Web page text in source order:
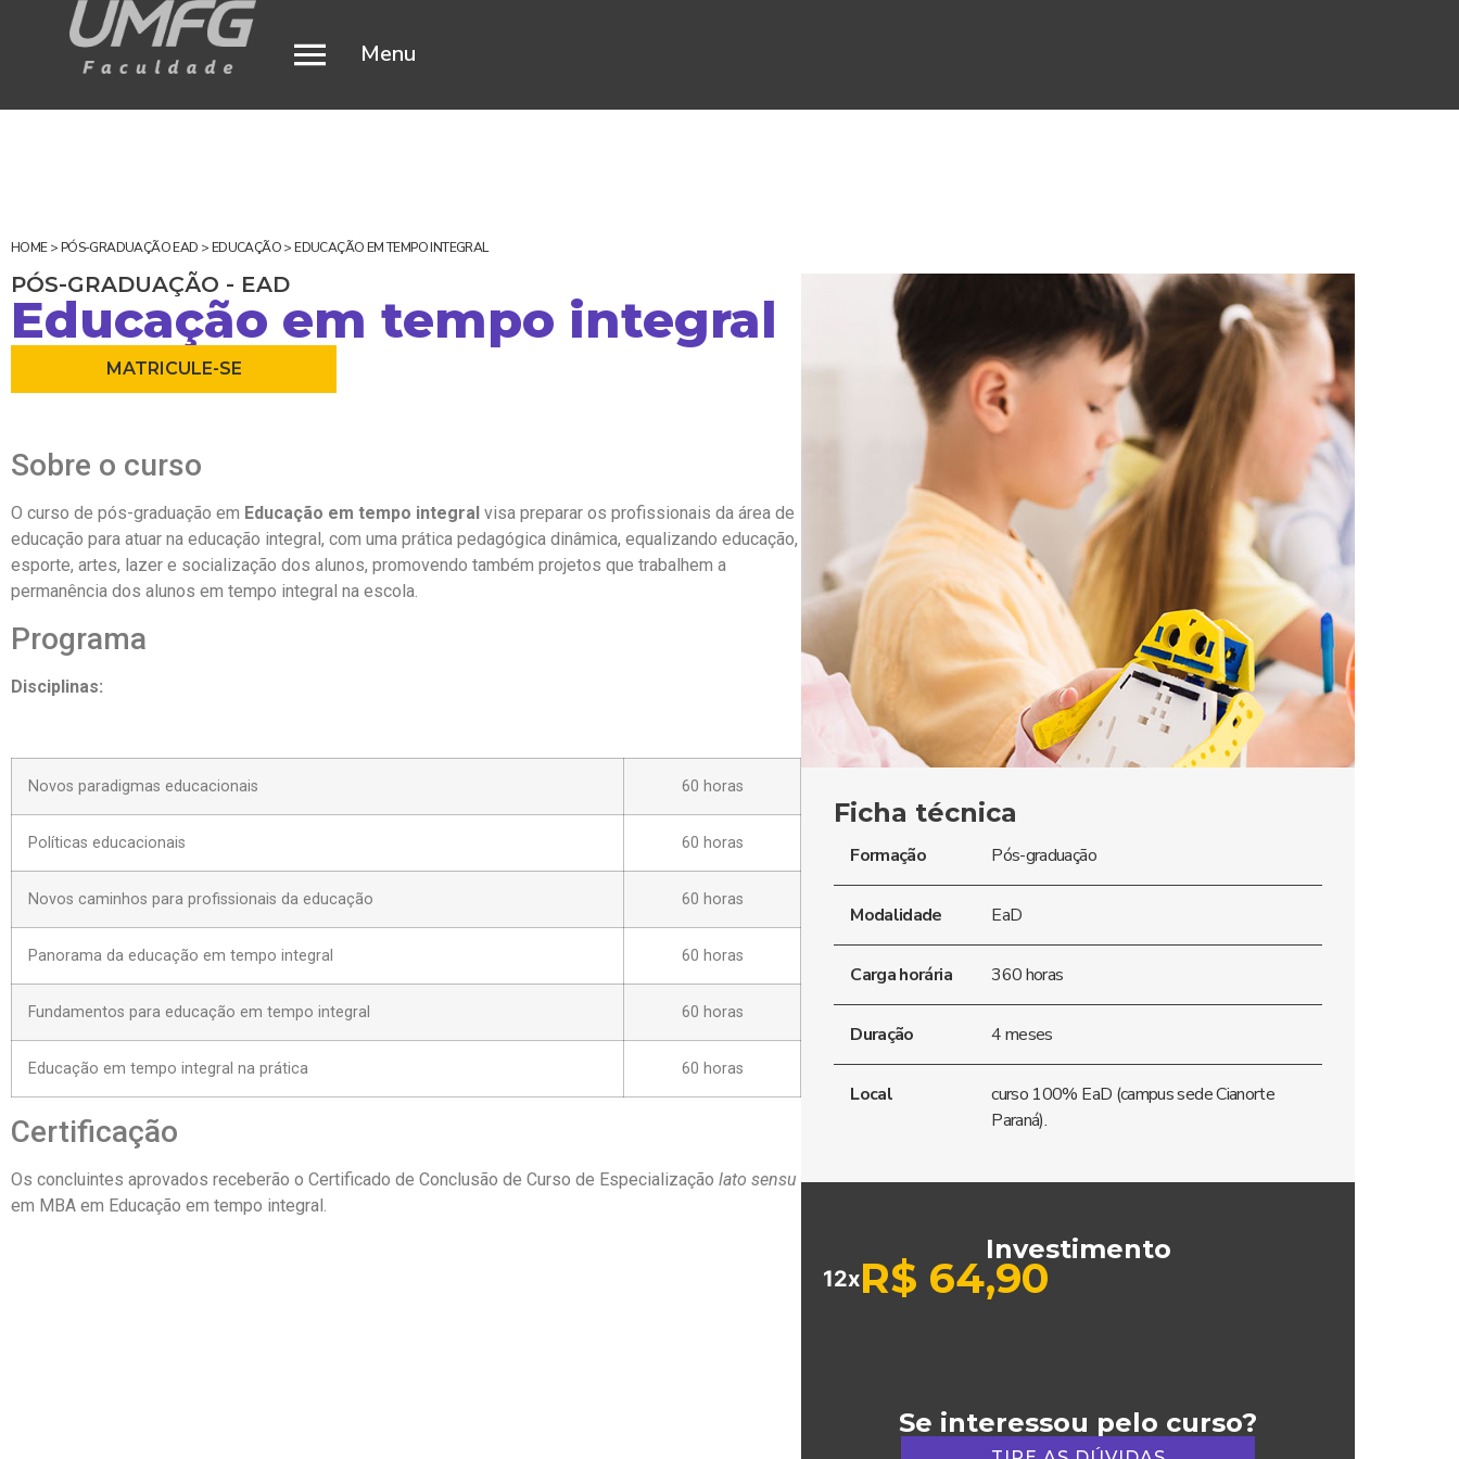
Menu
HOME>PÓS-GRADUAÇÃO EAD >EDUCAÇÃO>EDUCAÇÃO EM TEMPO INTEGRAL
PÓS-GRADUAÇÃO - EAD
Educação em tempo integral
MATRICULE-SE
Sobre o curso
O curso de pós-graduação em Educação em tempo integral visa preparar os profissionais da área de
educação para atuar na educação integral, com uma prática pedagógica dinâmica, equalizando educação,
esporte, artes, lazer e socialização dos alunos, promovendo também projetos que trabalhem a
permanência dos alunos em tempo integral na escola.
Programa
Disciplinas:
Novos paradigmas educacionais 60 horas
Políticas educacionais 60 horas
Novos caminhos para profissionais da educação 60 horas
Panorama da educação em tempo integral 60 horas
Fundamentos para educação em tempo integral 60 horas
Educação em tempo integral na prática 60 horas
Certificação
Os concluintes aprovados receberão o Certificado de Conclusão de Curso de Especialização lato sensu
em MBA em Educação em tempo integral.
Ficha técnica
Formação Pós-graduação
Modalidade EaD
Carga horária 360 horas
Duração 4 meses
Local
curso 100% EaD (campus sede Cianorte
Paraná).
Investimento
12xR$ 64,90
Se interessou pelo curso?